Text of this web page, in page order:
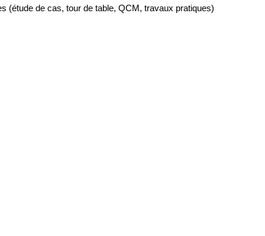
(étude de cas, tour de table, QCM, travaux pratiques)